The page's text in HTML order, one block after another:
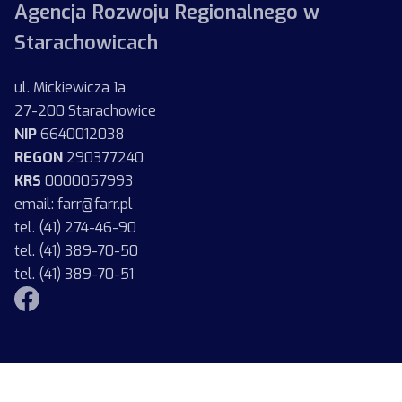
Agencja Rozwoju Regionalnego w
Starachowicach
ul. Mickiewicza 1a
27-200 Starachowice
NIP6640012038
REGON 290377240
KRS 0000057993
email: farr@farr.pl
tel. (41) 274-46-90
tel. (41) 389-70-50
tel. (41) 389-70-51